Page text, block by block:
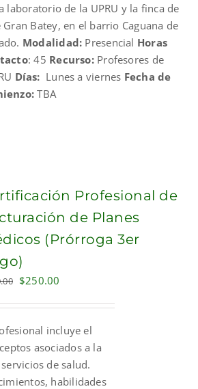
laboratorio de la UPRU y la finca de
Gran Batey, en el barrio Caguana de
Modalidad: Presencial Horas
: 45 Recurso: Profesores de
Días: Lunes a viernes Fecha de
TBA
Profesional de
de Planes
(Prórroga 3er
Original
$300.00.
$250.00
$250.00.
incluye el
asociados a la
de salud.
habilidades